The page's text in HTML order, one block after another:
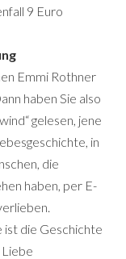
9 Euro
Emmi Rothner
haben Sie also
gelesen, jene
in
die
haben, per E-
ist die Geschichte